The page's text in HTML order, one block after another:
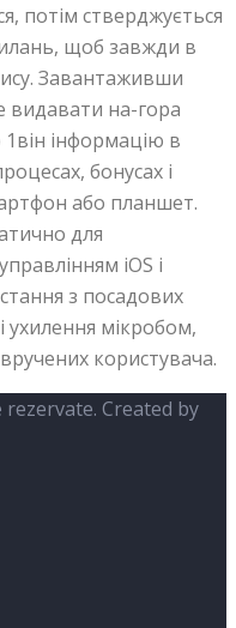
потім стверджується
щоб завжди в
Завантаживши
видавати на-гора
інформацію в
бонусах і
або планшет.
для
iOS і
з посадових
ухилення мікробом,
користувача.
Created by